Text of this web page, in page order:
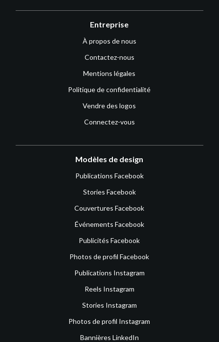
Entreprise
À propos de nous
Contactez-nous
Mentions légales
Politique de confidentialité
Vendre des logos
Connectez-vous
Modèles de design
Publications Facebook
Stories Facebook
Couvertures Facebook
Événements Facebook
Publicités Facebook
Photos de profil Facebook
Publications Instagram
Reels Instagram
Stories Instagram
Photos de profil Instagram
Bannières LinkedIn